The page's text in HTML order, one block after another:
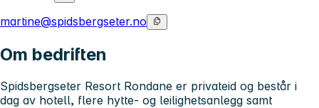
martine@spidsbergseter.no
Om bedriften
Spidsbergseter Resort Rondane er privateid og består i
dag av hotell, flere hytte- og leilighetsanlegg samt